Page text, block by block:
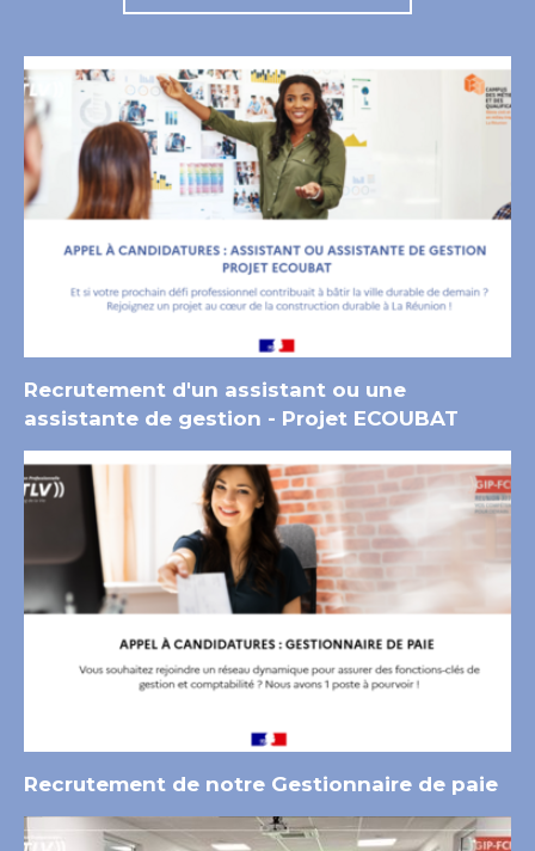
Recrutement d'un assistant ou une
assistante de gestion - Projet ECOUBAT
Recrutement de notre Gestionnaire de paie